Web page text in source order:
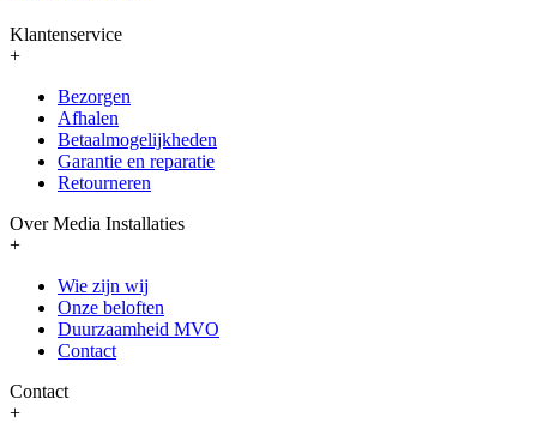
Klantenservice
+
Bezorgen
Afhalen
Betaalmogelijkheden
Garantie en reparatie
Retourneren
Over Media Installaties
+
Wie zijn wij
Onze beloften
Duurzaamheid MVO
Contact
Contact
+